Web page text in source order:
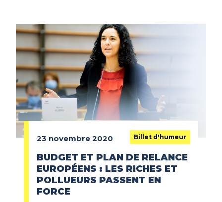
23 novembre 2020 Billet d'humeur
BUDGET ET PLAN DE RELANCE
EUROPÉENS : LES RICHES ET
POLLUEURS PASSENT EN
FORCE